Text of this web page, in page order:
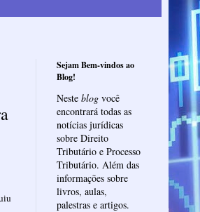
Sejam Bem-vindos ao
Blog!
Neste blog você
encontrará todas as
notícias jurídicas
sobre Direito
Tributário e Processo
Tributário. Além das
informações sobre
livros, aulas,
palestras e artigos.